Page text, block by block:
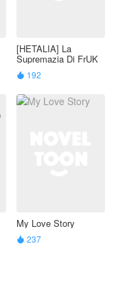
[HETALIA] La
Supremazia Di FrUK
 192
My Love Story
 237